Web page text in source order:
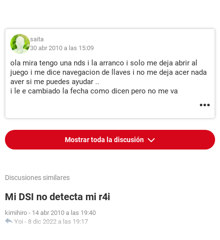
saita
30 abr 2010 a las 15:09
ola mira tengo una nds i la arranco i solo me deja abrir al
juego i me dice navegacion de llaves i no me deja acer nada
aver si me puedes ayudar ..
i le e cambiado la fecha como dicen pero no me va
Mostrar toda la discusión
Discusiones similares
Mi DSI no detecta mi r4i
kimihiro - 14 abr 2010 a las 19:40
Yoi - 8 dic 2022 a las 19:17